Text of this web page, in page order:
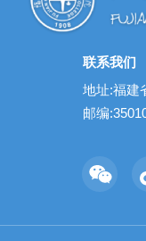
联系我们
地址:福建
邮编